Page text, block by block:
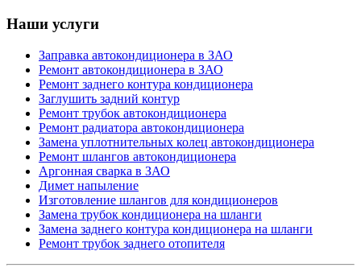
Наши услуги
Заправка автокондиционера в ЗАО
Ремонт автокондиционера в ЗАО
Ремонт заднего контура кондиционера
Заглушить задний контур
Ремонт трубок автокондиционера
Ремонт радиатора автокондиционера
Замена уплотнительных колец автокондиционера
Ремонт шлангов автокондиционера
Аргонная сварка в ЗАО
Димет напыление
Изготовление шлангов для кондиционеров
Замена трубок кондиционера на шланги
Замена заднего контура кондиционера на шланги
Ремонт трубок заднего отопителя